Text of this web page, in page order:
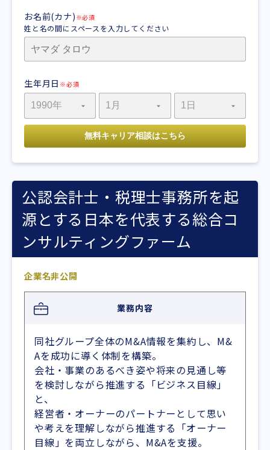
お名前(カナ) ※必須
姓と名の間にスペースを入力してください
生年月日 ※必須
公認会計士・税理士事務所を起
源とする日本を代表する総合コ
ンサルティングファーム
企業名非公開
業務内容
同社グループ全体のM&A情報を集約し、M&
Aを成功に導く体制を構築。
会社・事業のあるべき姿や将来の見通し等
を検討しながら推進する「ビジネス目線」
と、
経営者・オーナーのパートナーとして思い
や考えを理解しながら推進する「オーナー
目線」を両立しながら、M&Aを支援。